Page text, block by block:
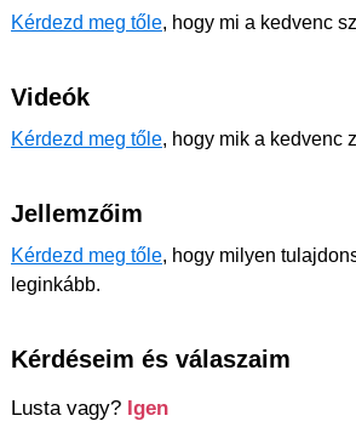
Kérdezd meg tőle, hogy mi a kedvenc
Videók
Kérdezd meg tőle, hogy mik a kedvenc
Jellemzőim
Kérdezd meg tőle, hogy milyen
leginkább.
Kérdéseim és válaszaim
Lusta vagy? Igen